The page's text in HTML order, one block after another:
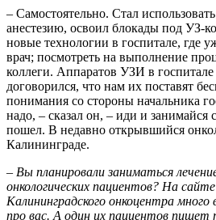
– Самостоятельно. Стал
анестезию, освоил блокады под УЗ-
новые технологии в госпитале, где
врач; посмотреть на выполнение
коллеги. Аппаратов УЗИ в
договорился, что нам их поставят
понимания со стороны начальника
надо, – сказал он, – иди и
пошел. В недавно открывшийся
Калининграде.
– Вы планировали заниматься
онкологических пациентов? На
Калининградского онкоцентра
про вас. А один их пациентов